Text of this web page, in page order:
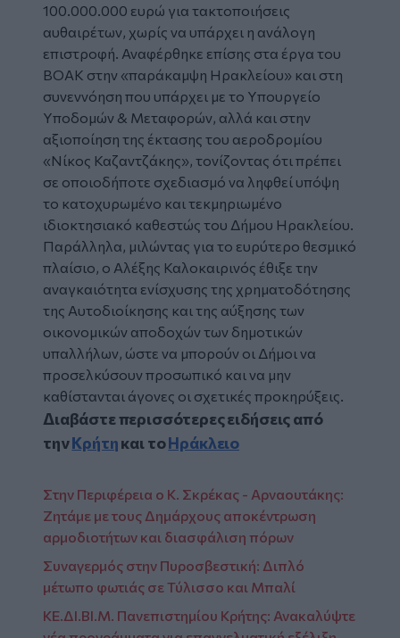
100.000.000 ευρώ για τακτοποιήσεις
αυθαιρέτων, χωρίς να υπάρχει η ανάλογη
επιστροφή. Αναφέρθηκε επίσης στα έργα του
ΒΟΑΚ στην «παράκαμψη Ηρακλείου» και στη
συνεννόηση που υπάρχει με το Υπουργείο
Υποδομών & Μεταφορών, αλλά και στην
αξιοποίηση της έκτασης του αεροδρομίου
«Νίκος Καζαντζάκης», τονίζοντας ότι πρέπει
σε οποιοδήποτε σχεδιασμό να ληφθεί υπόψη
το κατοχυρωμένο και τεκμηριωμένο
ιδιοκτησιακό καθεστώς του Δήμου Ηρακλείου.
Παράλληλα, μιλώντας για το ευρύτερο θεσμικό
πλαίσιο, ο Αλέξης Καλοκαιρινός έθιξε την
αναγκαιότητα ενίσχυσης της χρηματοδότησης
της Αυτοδιοίκησης και της αύξησης των
οικονομικών αποδοχών των δημοτικών
υπαλλήλων, ώστε να μπορούν οι Δήμοι να
προσελκύσουν προσωπικό και να μην
καθίστανται άγονες οι σχετικές προκηρύξεις.
Διαβάστε περισσότερες ειδήσεις από
τηνΚρήτηκαι τοΗράκλειο
Στην Περιφέρεια ο Κ. Σκρέκας - Αρναουτάκης:
Ζητάμε με τους Δημάρχους αποκέντρωση
αρμοδιοτήτων και διασφάλιση πόρων
Συναγερμός στην Πυροσβεστική: Διπλό
μέτωπο φωτιάς σε Τύλισσο και Μπαλί
ΚΕ.ΔΙ.ΒΙ.Μ. Πανεπιστημίου Κρήτης: Ανακαλύψτε